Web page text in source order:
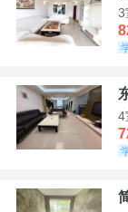
3
4